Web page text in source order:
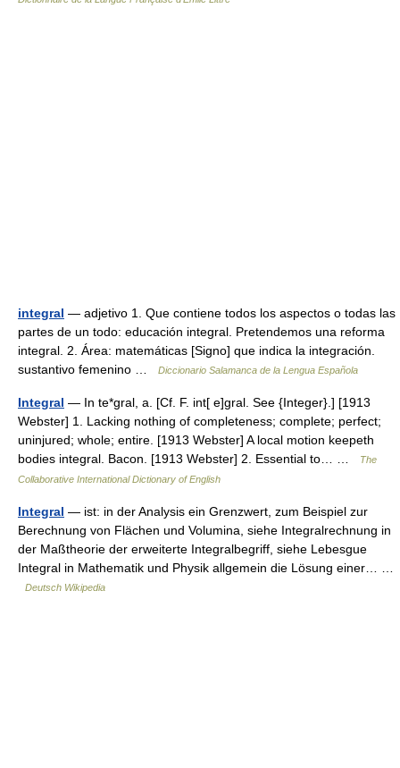
integral — adjetivo 1. Que contiene todos los aspectos o todas las
partes de un todo: educación integral. Pretendemos una reforma
integral. 2. Área: matemáticas [Signo] que indica la integración.
sustantivo femenino …
Diccionario Salamanca de la Lengua Española
Integral — In te*gral, a. [Cf. F. int[ e]gral. See {Integer}.] [1913
Webster] 1. Lacking nothing of completeness; complete; perfect;
uninjured; whole; entire. [1913 Webster] A local motion keepeth
bodies integral. Bacon. [1913 Webster] 2. Essential to… …
The
Collaborative International Dictionary of English
Integral — ist: in der Analysis ein Grenzwert, zum Beispiel zur
Berechnung von Flächen und Volumina, siehe Integralrechnung in
der Maßtheorie der erweiterte Integralbegriff, siehe Lebesgue
Integral in Mathematik und Physik allgemein die Lösung einer… …
Deutsch Wikipedia